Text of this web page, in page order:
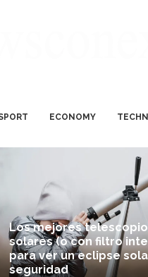
ECONOMY
Los mejores
solares (o con filtro
para ver un eclipse
seguridad